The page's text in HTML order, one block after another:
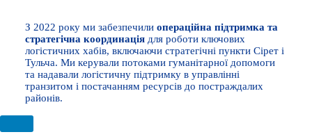
З 2022 року ми забезпечили операційна підтримка та
стратегічна координація для роботи ключових
логістичних хабів, включаючи стратегічні пункти Сірет і
Тульча. Ми керували потоками гуманітарної допомоги
та надавали логістичну підтримку в управлінні
транзитом і постачанням ресурсів до постраждалих
районів.